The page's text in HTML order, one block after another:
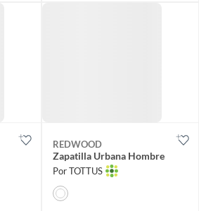
REDWOOD
Zapatilla Urbana Hombre
Por TOTTUS